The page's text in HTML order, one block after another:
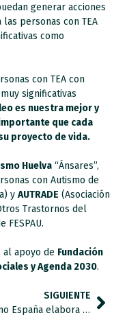
generar acciones
personas con TEA
como
con TEA con
significativas
es nuestra mejor y
que cada
proyecto de vida.
Huelva “Ánsares”,
con Autismo de
yAUTRADE (Asociación
Trastornos del
FESPAU.
al apoyo de Fundación
y Agenda 2030.
SIGUIENTE
Autismo España elabora un informe que recoge qué es, cómo funciona y las implicaciones de la Ley que establece el Ingreso Mínimo Vital